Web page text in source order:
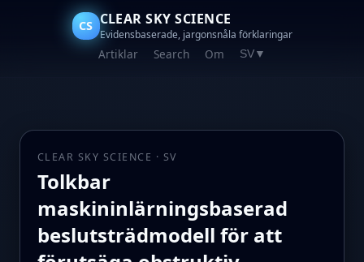
CS CLEAR SKY SCIENCE
Evidensbaserade, jargonsnåla förklaringar
Artiklar Search Om SV ▼
CLEAR SKY SCIENCE · SV
Tolkbar
maskininlärningsbaserad
beslutsträdmodell för att